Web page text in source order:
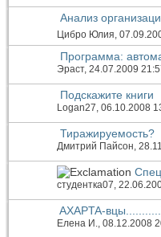
Анализ
Цибро Юлия,
Программа:
Эраст, 24.07.2009
Подскажите книги
Logan27, 06.10.2008
Тиражируемость?
Дмитрий Пайсон,
студентка07,
AXAPTA-
Елена И., 08.12.2008